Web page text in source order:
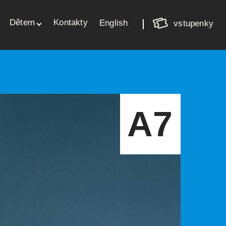
košíkvstupenky
English
Dětem Kontakty
A7